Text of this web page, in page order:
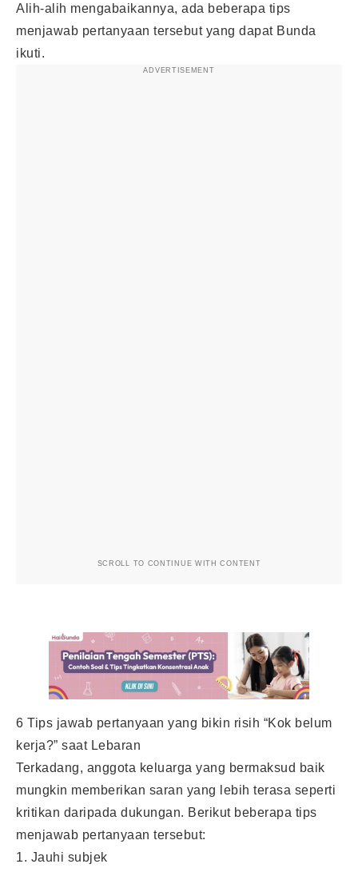
Alih-alih mengabaikannya, ada beberapa tips
menjawab pertanyaan tersebut yang dapat Bunda
ikuti.
ADVERTISEMENT
SCROLL TO CONTINUE WITH CONTENT
6 Tips jawab pertanyaan yang bikin risih “Kok belum
kerja?” saat Lebaran
Terkadang, anggota keluarga yang bermaksud baik
mungkin memberikan saran yang lebih terasa seperti
kritikan daripada dukungan. Berikut beberapa tips
menjawab pertanyaan tersebut:
1. Jauhi subjek